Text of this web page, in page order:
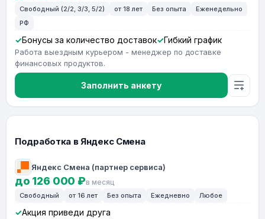
Свободный (2/2, 3/3, 5/2) от 18 лет Без опыта
Еженедельно
РФ
Бонусы за количество доставок Гибкий график
Работа выездным курьером - менеджер по доставке
финансовых продуктов.
Заполнить анкету
Подработка в Яндекс Смена
Яндекс Смена (партнер сервиса)
до 126 000 ₽в месяц
Свободный от 16 лет Без опыта Ежедневно Любое
Акция приведи друга